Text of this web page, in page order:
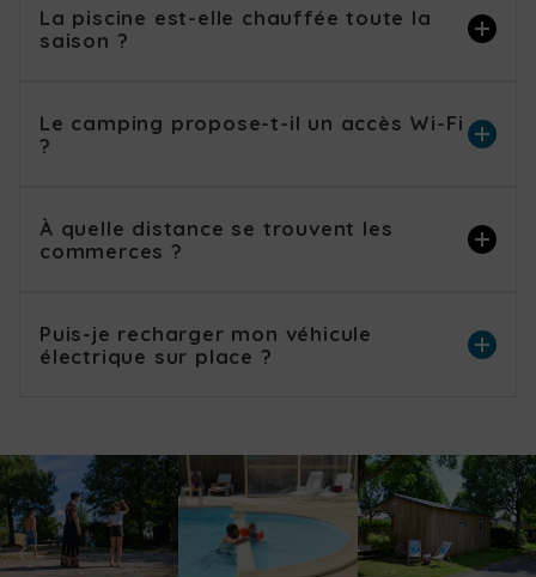
La piscine est-elle chauffée toute la
saison ?
Le camping propose-t-il un accès Wi-Fi
?
À quelle distance se trouvent les
commerces ?
Puis-je recharger mon véhicule
électrique sur place ?